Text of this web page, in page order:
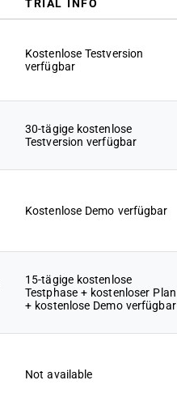
TRIAL INFO
Kostenlose Testversion
verfügbar
30-tägige kostenlose
Testversion verfügbar
Kostenlose Demo verfügbar
15-tägige kostenlose
Testphase + kostenloser Plan
+ kostenlose Demo verfügbar
Not available